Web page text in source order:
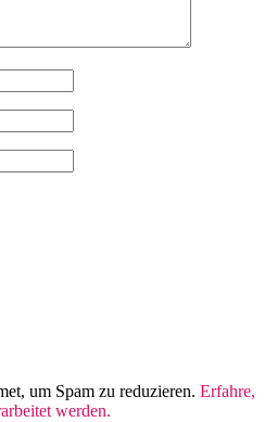
um Spam zu reduzieren. Erfahre,
werden.